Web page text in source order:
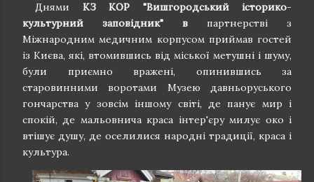
Днями КЗ КОР "Вишгородський історико-
культурний заповідник" в партнерстві з
Міжнародним медичним корпусом приймав гостей
із Києва, які, втомившись від міської метушні і шуму,
були приємно вражені, опинившись за
старовинними воротами Музею давньоруського
гончарства у зовсім іншому світі, де панує мир і
спокій, де мальовнича краса інтер'єру милує око і
втішує душу, де оселилися народні традиції, краса і
культура.